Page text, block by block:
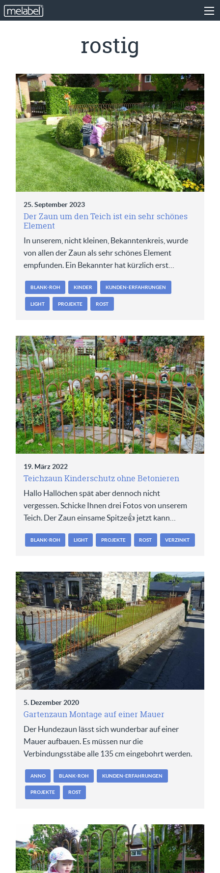
rostig
25. September 2023
Der Zaun um den Teich ist ein sehr schönes
Element
In unserem, nicht kleinen, Bekanntenkreis, wurde
von allen der Zaun als sehr schönes Element
empfunden. Ein Bekannter hat kürzlich erst…
BLANK-ROH KINDER KUNDEN-ERFAHRUNGEN
LIGHT PROJEKTE ROST
19. März 2022
Teichzaun Kinderschutz ohne Betonieren
Hallo Hallöchen spät aber dennoch nicht
vergessen. Schicke Ihnen drei Fotos von unserem
Teich. Der Zaun einsame Spitze👍 jetzt kann…
BLANK-ROH LIGHT PROJEKTE ROST VERZINKT
5. Dezember 2020
Gartenzaun Montage auf einer Mauer
Der Hundezaun lässt sich wunderbar auf einer
Mauer aufbauen. Es müssen nur die
Verbindungsstäbe alle 135 cm eingebohrt werden.
ANNO BLANK-ROH KUNDEN-ERFAHRUNGEN
PROJEKTE ROST